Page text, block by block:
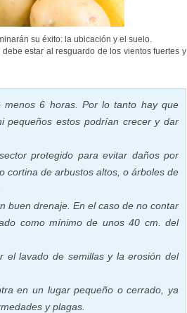
su éxito: la ubicación y el suelo.
estar al resguardo de los vientos fuertes y
6 horas. Por lo tanto hay que
pequeños estos podrían crecer y dar
protegido para evitar daños por
cortina de arbustos altos, o árboles de
buen drenaje. En el caso de no contar
como mínimo de unos 40 cm. del
el lavado de semillas y la erosión del
en un lugar pequeño o cerrado, ya
y plagas.